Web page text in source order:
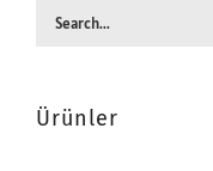
Search
Ürünler